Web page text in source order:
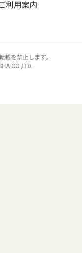
利用案内
載を禁止します。
CO.,LTD.